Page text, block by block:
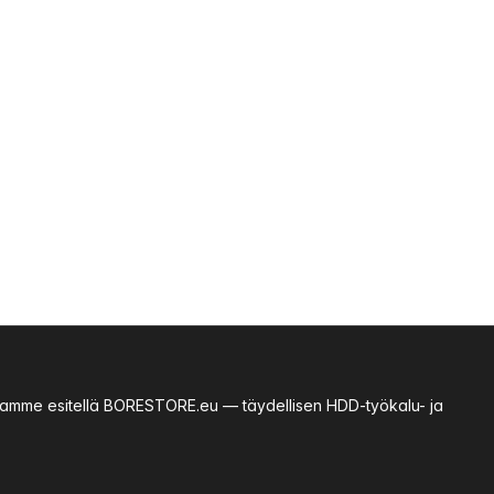
esitellä BORESTORE.eu — täydellisen HDD-työkalu- ja